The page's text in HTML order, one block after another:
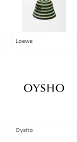
Loewe
Oysho